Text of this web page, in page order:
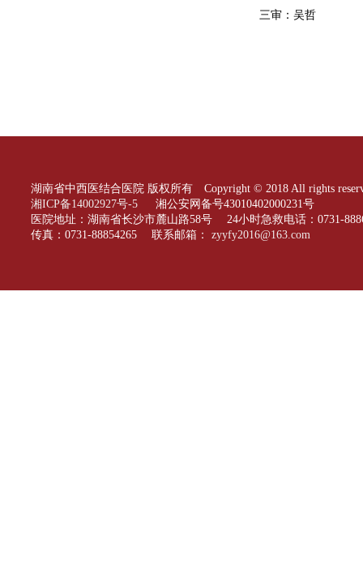
三审：吴哲
湖南省中西医结合医院 版权所有 Copyright © 2018 All rights
湘ICP备14002927号-5
湘公安网备号43010402000231号
医院地址：湖南省长沙市麓山路58号 24小时急救电话：0731-
传真：0731-88854265 联系邮箱： zyyfy2016@163.com